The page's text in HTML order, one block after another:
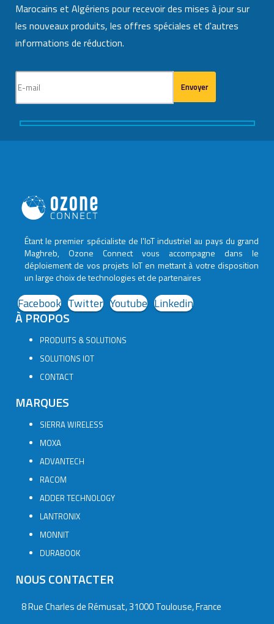
Marocains et Algériens pour recevoir des mises à jour sur
les nouveaux produits, les offres spéciales et d'autres
informations de réduction.
Étant le premier spécialiste de l'IoT industriel au pays du grand
Maghreb, Ozone Connect vous accompagne dans le
déploiement de vos projets IoT en mettant à votre disposition
un large choix de technologies et de partenaires
Facebook Twitter Youtube Linkedin
À PROPOS
PRODUITS & SOLUTIONS
SOLUTIONS IOT
CONTACT
MARQUES
SIERRA WIRELESS
MOXA
ADVANTECH
RACOM
ADDER TECHNOLOGY
LANTRONIX
MONNIT
DURABOOK
NOUS CONTACTER
8 Rue Charles de Rémusat, 31000 Toulouse, France